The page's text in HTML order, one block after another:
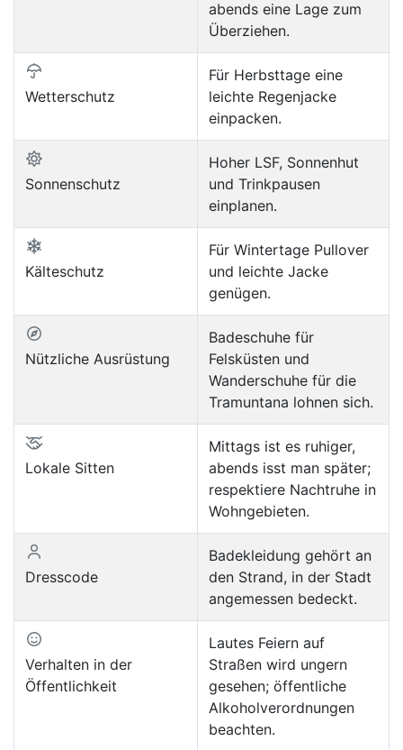
abends eine Lage zum
Überziehen.
Wetterschutz
Für Herbsttage eine
leichte Regenjacke
einpacken.
Sonnenschutz
Hoher LSF, Sonnenhut
und Trinkpausen
einplanen.
Kälteschutz
Für Wintertage Pullover
und leichte Jacke
genügen.
Nützliche Ausrüstung
Badeschuhe für
Felsküsten und
Wanderschuhe für die
Tramuntana lohnen sich.
Lokale Sitten
Mittags ist es ruhiger,
abends isst man später;
respektiere Nachtruhe in
Wohngebieten.
Dresscode
Badekleidung gehört an
den Strand, in der Stadt
angemessen bedeckt.
Verhalten in der
Öffentlichkeit
Lautes Feiern auf
Straßen wird ungern
gesehen; öffentliche
Alkoholverordnungen
beachten.